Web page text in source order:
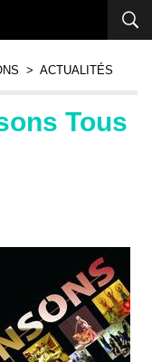
> ACTUALITÉS
Tous